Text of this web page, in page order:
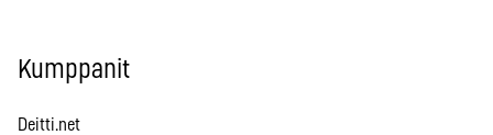
Kumppanit
Deitti.net